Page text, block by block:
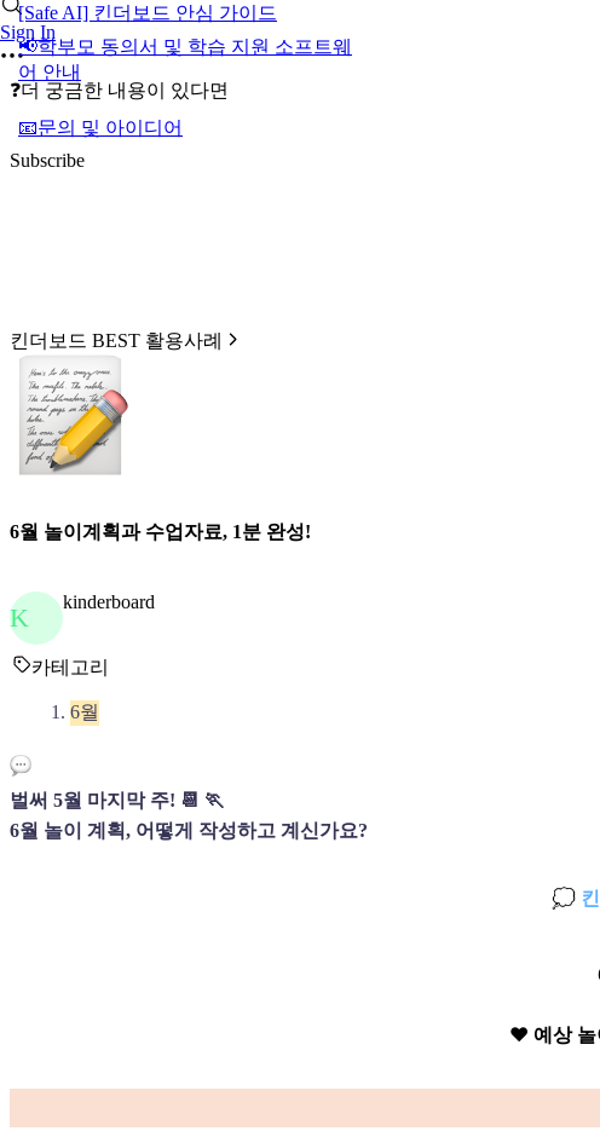
Sign In
[Safe AI] 킨더보드 안심 가이드
📢학부모 동의서 및 학습 지원 소프트웨
어 안내
❓더 궁금한 내용이 있다면
📧문의 및 아이디어
Subscribe
킨더보드 BEST 활용사례
6월 놀이계획과 수업자료, 1분 완성!
K
kinderboard
카테고리
6월
벌써 5월 마지막 주! 📆 🏃
6월 놀이 계획, 어떻게 작성하고 계신가요?
💭
♥️ 예상 놀